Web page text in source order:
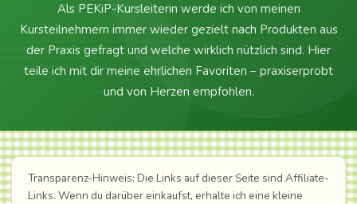
Als PEKiP-Kursleiterin werde ich von meinen
Kursteilnehmern immer wieder gezielt nach Produkten aus
der Praxis gefragt und welche wirklich nützlich sind. Hier
teile ich mit dir meine ehrlichen Favoriten – praxiserprobt
und von Herzen empfohlen.
Transparenz-Hinweis: Die Links auf dieser Seite sind Affiliate-
Links. Wenn du darüber einkaufst, erhalte ich eine kleine